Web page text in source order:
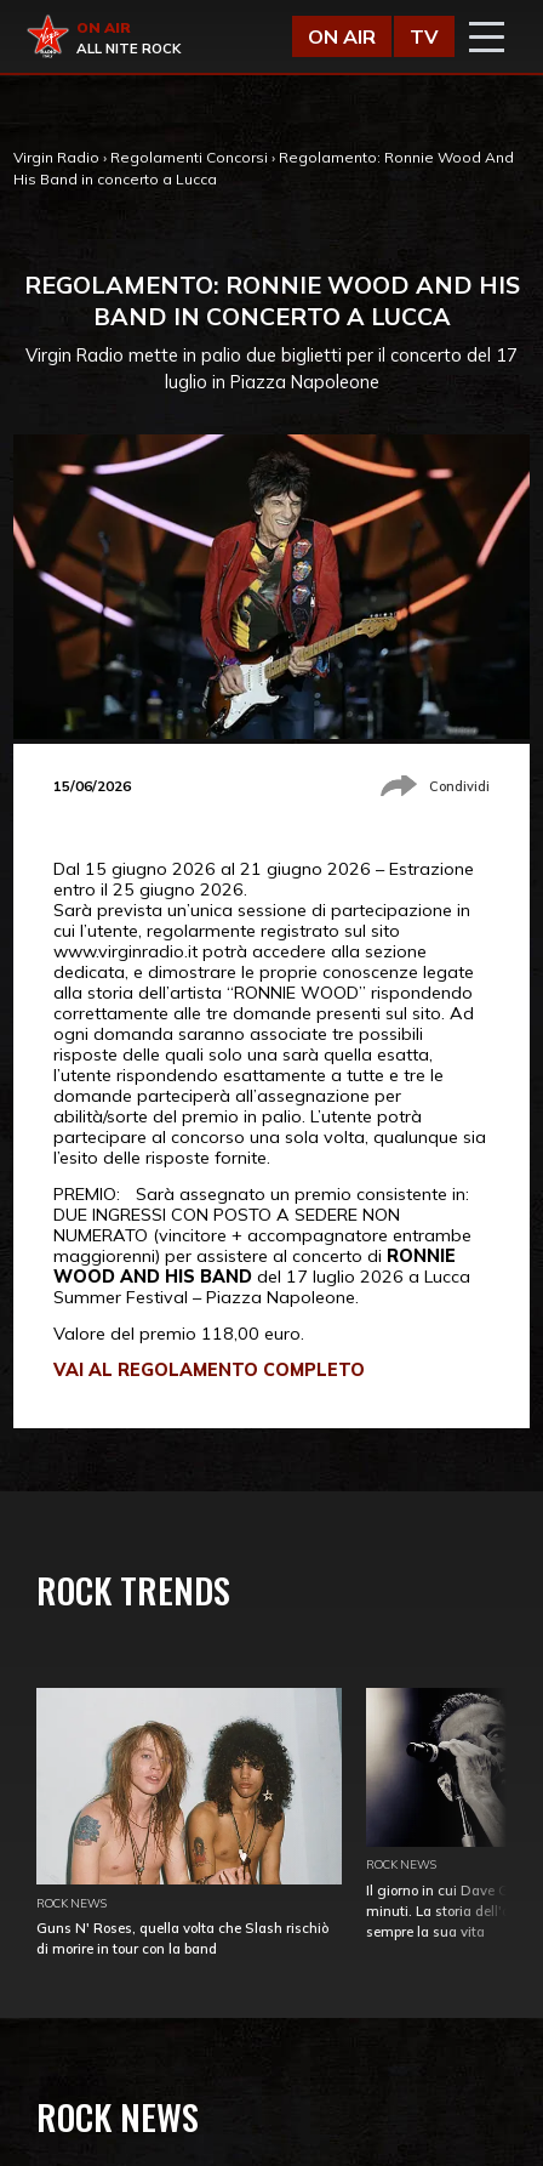
Virgin Radio
ON AIR
ALL NITE ROCK
ON AIR TV
Virgin Radio › Regolamenti Concorsi › Regolamento: Ronnie Wood And
His Band in concerto a Lucca
REGOLAMENTO: RONNIE WOOD AND HIS
BAND IN CONCERTO A LUCCA
Virgin Radio mette in palio due biglietti per il concerto del 17
luglio in Piazza Napoleone
15/06/2026 Condividi
Dal 15 giugno 2026 al 21 giugno 2026 – Estrazione
entro il 25 giugno 2026.
Sarà prevista un’unica sessione di partecipazione in
cui l’utente, regolarmente registrato sul sito
www.virginradio.it potrà accedere alla sezione
dedicata, e dimostrare le proprie conoscenze legate
alla storia dell’artista “RONNIE WOOD” rispondendo
correttamente alle tre domande presenti sul sito. Ad
ogni domanda saranno associate tre possibili
risposte delle quali solo una sarà quella esatta,
l’utente rispondendo esattamente a tutte e tre le
domande parteciperà all’assegnazione per
abilità/sorte del premio in palio. L’utente potrà
partecipare al concorso una sola volta, qualunque sia
l’esito delle risposte fornite.
PREMIO: Sarà assegnato un premio consistente in:
DUE INGRESSI CON POSTO A SEDERE NON
NUMERATO (vincitore + accompagnatore entrambe
maggiorenni) per assistere al concerto di RONNIE
WOOD AND HIS BANDdel 17 luglio 2026 a Lucca
Summer Festival – Piazza Napoleone.
Valore del premio 118,00 euro.
VAI AL REGOLAMENTO COMPLETO
ROCK TRENDS
ROCK NEWS
Guns N' Roses, quella volta che Slash rischiò
di morire in tour con la band
ROCK NEWS
Il giorno in cui Dave
minuti. La storia
sempre la sua vita
ROCK NEWS